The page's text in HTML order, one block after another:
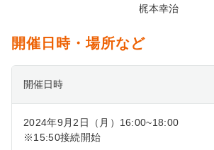
梶本幸治
開催日時・場所など
開催日時
2024年9月2日（月）16:00~18:00
※15:50接続開始